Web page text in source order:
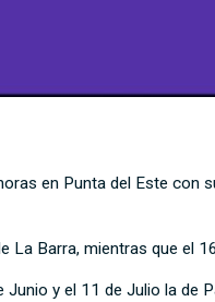
en Punta del Este
La Barra, mientras que el
y el 11 de Julio la de